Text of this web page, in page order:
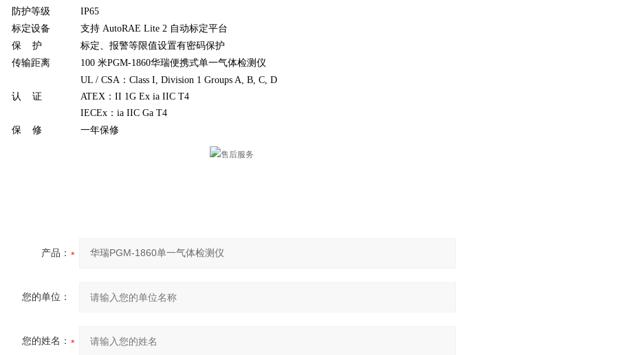
防护等级
IP65
标定设备
支持 AutoRAE Lite 2 自动标定平台
保 护
标定、报警等限值设置有密码保护
传输距离
100 米PGM-1860华瑞便携式单一气体检测仪
认 证
UL / CSA：Class I, Division 1 Groups A, B, C, D
ATEX：II 1G Ex ia IIC T4
IECEx：ia IIC Ga T4
保 修
一年保修
产品：
您的单位：
您的姓名：